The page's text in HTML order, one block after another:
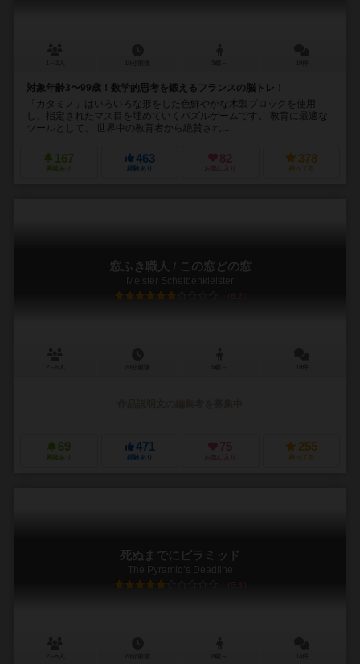
対象年齢3〜99歳！数学的思考を鍛えるフランスの脳トレ！
「カタミノ」はいろいろな形をした色鮮やかな木製ブロックを使用
し、指定されたマス目を埋めていくパズルゲームです。 教育に最適な
ツールとして、 世界中の教育者から絶賛され...
167
興味あり
463
経験あり
82
お気に入り
378
持ってる
窓ふき職人 / この窓どの窓
Meister Scheibenkleister
6.2
69
興味あり
471
経験あり
75
お気に入り
255
持ってる
死ぬまでにピラミッド
The Pyramid’s Deadline
5.3